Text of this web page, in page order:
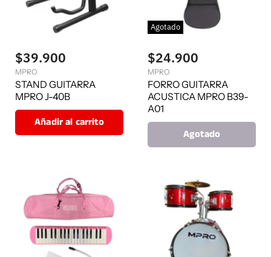
$39.900
MPRO
STAND GUITARRA
MPRO J-40B
Añadir al carrito
Agotado
$24.900
MPRO
FORRO GUITARRA
ACUSTICA MPRO B39-
A01
Agotado